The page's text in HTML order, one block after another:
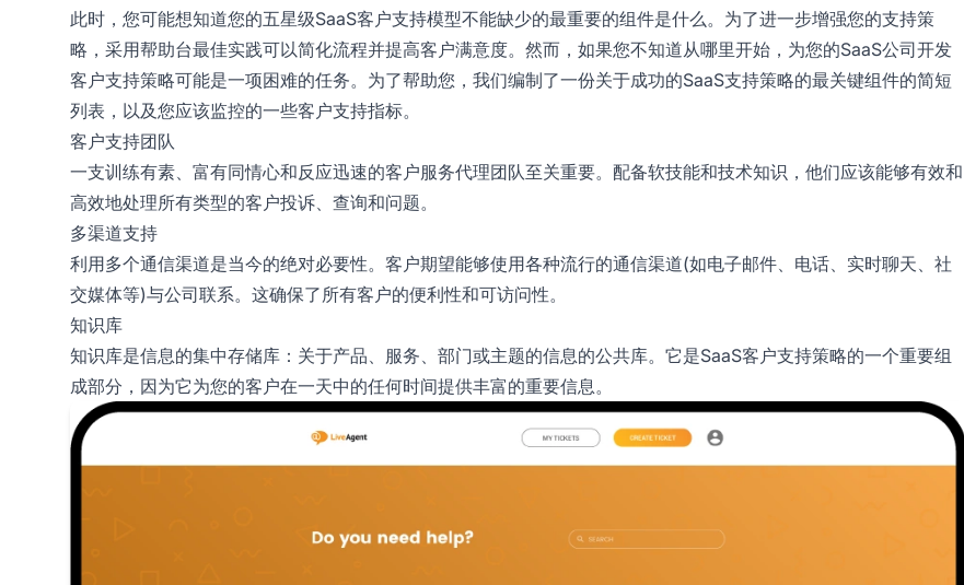
此时，您可能想知道您的五星级SaaS客户支持模型不能缺少的最重要的组件是什么。为了进一步增强您的支持策
略，采用帮助台最佳实践可以简化流程并提高客户满意度。然而，如果您不知道从哪里开始，为您的SaaS公司开发
客户支持策略可能是一项困难的任务。为了帮助您，我们编制了一份关于成功的SaaS支持策略的最关键组件的简短
列表，以及您应该监控的一些客户支持指标。
客户支持团队
一支训练有素、富有同情心和反应迅速的客户服务代理团队至关重要。配备软技能和技术知识，他们应该能够有效和
高效地处理所有类型的客户投诉、查询和问题。
多渠道支持
利用多个通信渠道是当今的绝对必要性。客户期望能够使用各种流行的通信渠道(如电子邮件、电话、实时聊天、社
交媒体等)与公司联系。这确保了所有客户的便利性和可访问性。
知识库
知识库是信息的集中存储库：关于产品、服务、部门或主题的信息的公共库。它是SaaS客户支持策略的一个重要组
成部分，因为它为您的客户在一天中的任何时间提供丰富的重要信息。